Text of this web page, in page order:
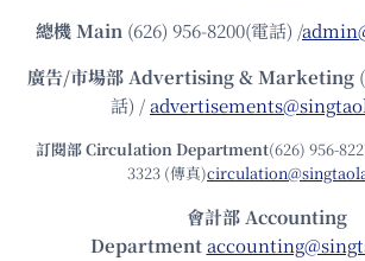
總機Main (626) 956-8200(電話) /
廣告/市場部Advertising & Marketing
話) /
訂閱部 Circulation Department(626) 956-
3323 (傳真)
會計部 Accounting
Department